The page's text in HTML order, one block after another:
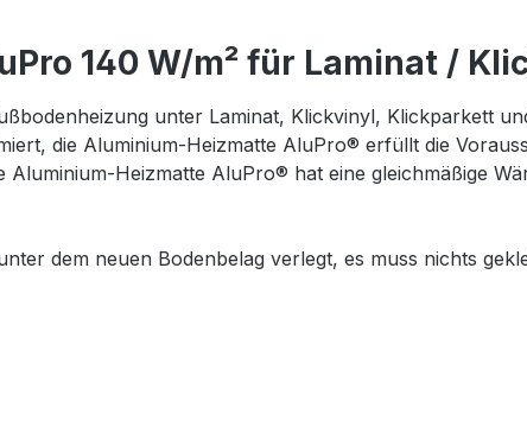
140 W/m² für Laminat /
unter Laminat, Klickvinyl, Klickparkett
die Aluminium-Heizmatte AluPro® erfüllt die
Heizmatte AluPro® hat eine gleichmäßige
dem neuen Bodenbelag verlegt, es muss nichts